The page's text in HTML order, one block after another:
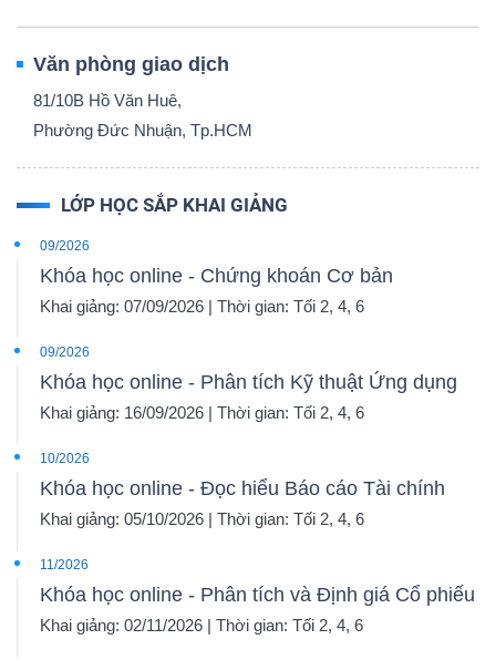
Văn phòng giao dịch
81/10B Hồ Văn Huê,
Phường Đức Nhuận, Tp.HCM
LỚP HỌC SẮP KHAI GIẢNG
09/2026
Khóa học online - Chứng khoán Cơ bản
Khai giảng: 07/09/2026 | Thời gian: Tối 2, 4, 6
09/2026
Khóa học online - Phân tích Kỹ thuật Ứng dụng
Khai giảng: 16/09/2026 | Thời gian: Tối 2, 4, 6
10/2026
Khóa học online - Đọc hiểu Báo cáo Tài chính
Khai giảng: 05/10/2026 | Thời gian: Tối 2, 4, 6
11/2026
Khóa học online - Phân tích và Định giá Cổ phiếu
Khai giảng: 02/11/2026 | Thời gian: Tối 2, 4, 6